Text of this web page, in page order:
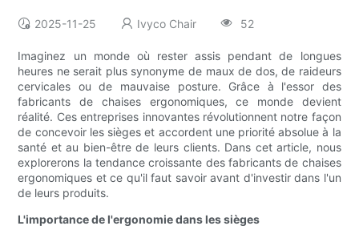
2025-11-25 Ivyco Chair 52
Imaginez un monde où rester assis pendant de longues
heures ne serait plus synonyme de maux de dos, de raideurs
cervicales ou de mauvaise posture. Grâce à l'essor des
fabricants de chaises ergonomiques, ce monde devient
réalité. Ces entreprises innovantes révolutionnent notre façon
de concevoir les sièges et accordent une priorité absolue à la
santé et au bien-être de leurs clients. Dans cet article, nous
explorerons la tendance croissante des fabricants de chaises
ergonomiques et ce qu'il faut savoir avant d'investir dans l'un
de leurs produits.
L'importance de l'ergonomie dans les sièges